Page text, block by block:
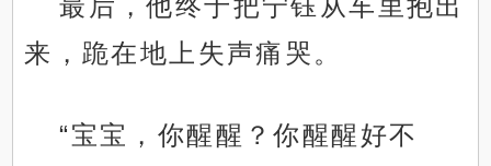
最后，他终于把宁钰从车里抱出
来，跪在地上失声痛哭。
“宝宝，你醒醒？你醒醒好不